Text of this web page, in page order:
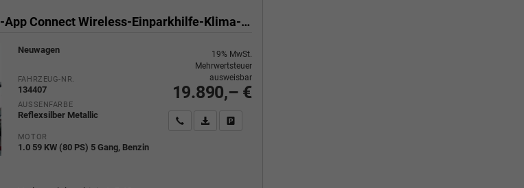
Yes 1.0 80 PS Sitzheizung-App Connect Wireless-Einparkhilfe-Klima-Sofort
Neuwagen
FAHRZEUG-NR.
134407
AUSSENFARBE
Reflexsilber Metallic
MOTOR
1.0 59 KW (80 PS) 5 Gang, Benzin
19.890,– €
19% MwSt.
Mehrwertsteuer
ausweisbar
Wir rufen Sie anPDF-Fahrzeugexposé drucken